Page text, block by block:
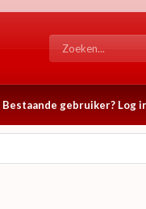
Bestaande gebruiker? Log